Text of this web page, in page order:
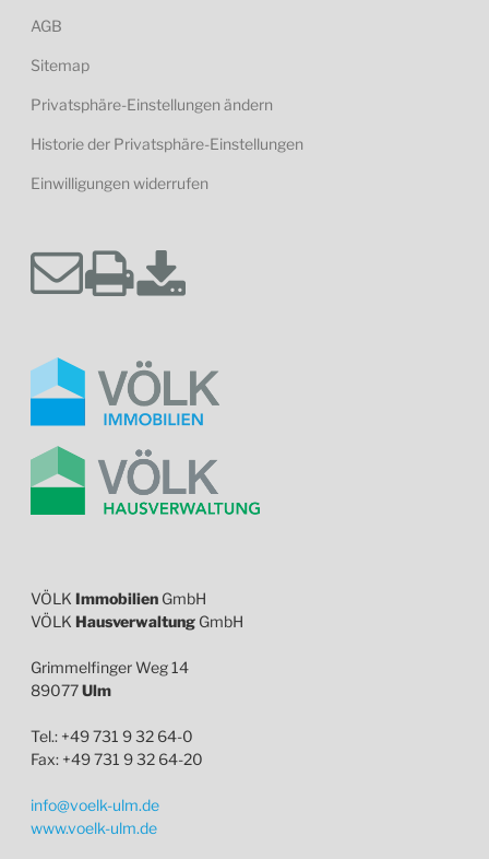
AGB
Sitemap
Privatsphäre-Einstellungen ändern
Historie der Privatsphäre-Einstellungen
Einwilligungen widerrufen
VÖLK Immobilien GmbH
VÖLK Hausverwaltung GmbH
Grimmelfinger Weg 14
89077Ulm
Tel.: +49 731 9 32 64-0
Fax: +49 731 9 32 64-20
info@voelk-ulm.de
www.voelk-ulm.de